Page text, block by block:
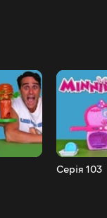
Серія 103